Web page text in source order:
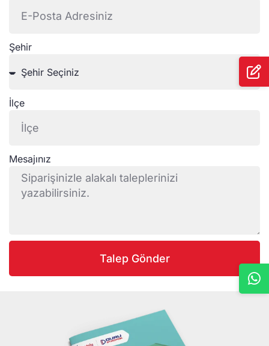
Şehir
İlçe
Mesajınız
Talep Gönder